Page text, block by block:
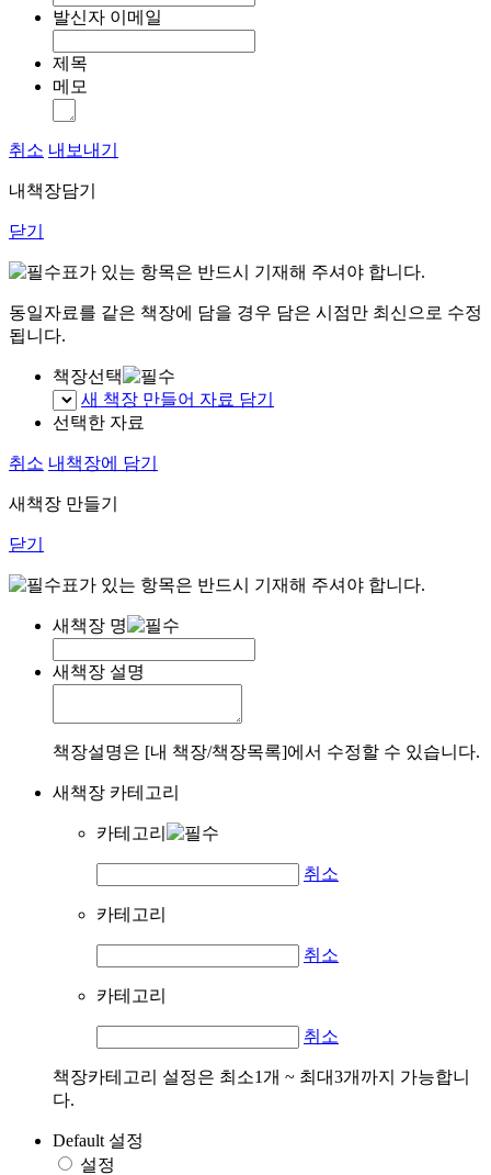
발신자 이메일
제목
메모
취소 내보내기
내책장담기
닫기
표가 있는 항목은 반드시 기재해 주셔야 합니다.
동일자료를 같은 책장에 담을 경우 담은 시점만 최신으로 수정
됩니다.
책장선택
새 책장 만들어 자료 담기
선택한 자료
취소 내책장에 담기
새책장 만들기
닫기
표가 있는 항목은 반드시 기재해 주셔야 합니다.
새책장 명
새책장 설명
책장설명은 [내 책장/책장목록]에서 수정할 수 있습니다.
새책장 카테고리
카테고리
취소
카테고리
취소
카테고리
취소
책장카테고리 설정은 최소1개 ~ 최대3개까지 가능합니
다.
Default 설정
설정